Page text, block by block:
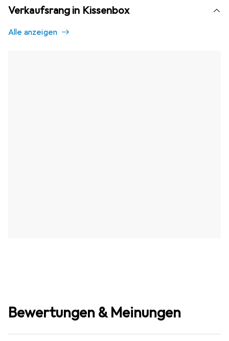
Verkaufsrang in Kissenbox
Alle anzeigen
Bewertungen & Meinungen